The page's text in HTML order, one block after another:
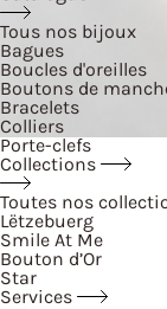
Tous nos bijoux
Bagues
Boucles d'oreilles
Boutons de
Bracelets
Colliers
Porte-clefs
Collections
Toutes nos
Lëtzebuerg
Smile At Me
Bouton d’Or
Star
Services